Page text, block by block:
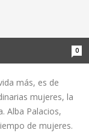
0
más, es de
mujeres, la
Alba Palacios,
de mujeres.